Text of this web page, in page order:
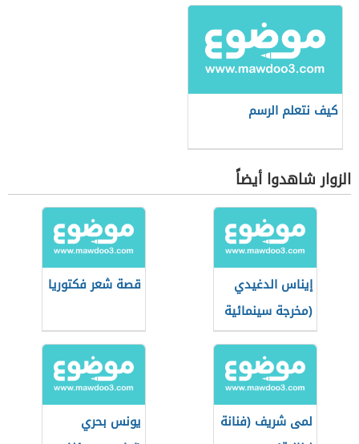
كيف نتعلم الرسم
الزوار شاهدوا أيضاً
إيناس الدغيدي
(مخرجة سينمائية
مصرية)
قصة شعر فكتوريا
لمى شريف (فنانة
يونس بحري